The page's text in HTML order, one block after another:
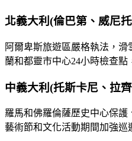
北義大利(倫巴第、威尼
阿爾卑斯旅遊區嚴格執法，滑
蘭和都靈市中心24小時檢查
中義大利(托斯卡尼、拉
羅馬和佛羅倫薩歷史中心保護
藝術節和文化活動期間加強巡